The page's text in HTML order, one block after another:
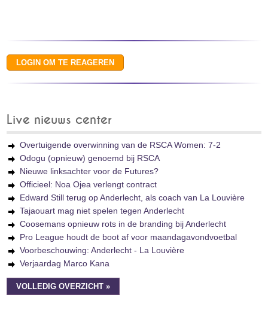
Live nieuws center
Overtuigende overwinning van de RSCA Women: 7-2
Odogu (opnieuw) genoemd bij RSCA
Nieuwe linksachter voor de Futures?
Officieel: Noa Ojea verlengt contract
Edward Still terug op Anderlecht, als coach van La Louvière
Tajaouart mag niet spelen tegen Anderlecht
Coosemans opnieuw rots in de branding bij Anderlecht
Pro League houdt de boot af voor maandagavondvoetbal
Voorbeschouwing: Anderlecht - La Louvière
Verjaardag Marco Kana
VOLLEDIG OVERZICHT »